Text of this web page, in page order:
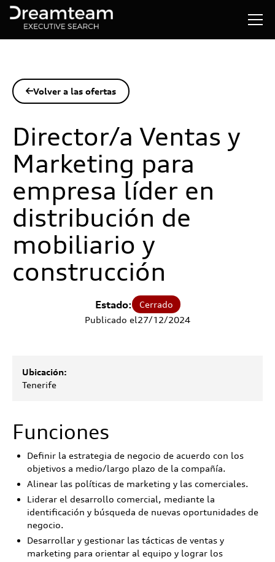
Volver a las ofertas
Director/a Ventas y
Marketing para
empresa líder en
distribución de
mobiliario y
construcción
Estado:
Cerrado
Publicado el27/12/2024
Ubicación:
Tenerife
Funciones
Definir la estrategia de negocio de acuerdo con los
objetivos a medio/largo plazo de la compañía.
Alinear las políticas de marketing y las comerciales.
Liderar el desarrollo comercial, mediante la
identificación y búsqueda de nuevas oportunidades de
negocio.
Desarrollar y gestionar las tácticas de ventas y
marketing para orientar al equipo y lograr los